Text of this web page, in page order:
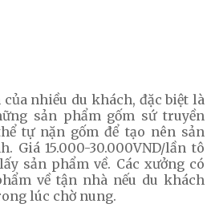
nhiều du khách, đặc biệt là
sản phẩm gốm sứ truyền
tự nặn gốm để tạo nên sản
Giá 15.000-30.000VND/lần tô
sản phẩm về. Các xưởng có
về tận nhà nếu du khách
lúc chờ nung.